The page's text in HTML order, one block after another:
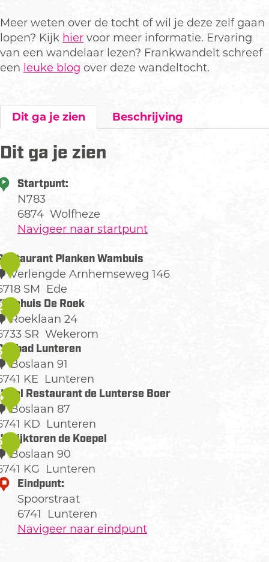
Meer weten over de tocht of wil je deze zelf gaan
lopen? Kijk hier voor meer informatie. Ervaring
van een wandelaar lezen? Frankwandelt schreef
een leuke blog over deze wandeltocht.
Dit ga je zien Beschrijving
Dit ga je zien
Startpunt:
N783
6874 Wolfheze
Navigeer naar startpunt
Planken Wambuis
Verlengde Arnhemseweg 146
SM Ede
De Roek
Roeklaan 24
SR Wekerom
Lunteren
Boslaan 91
KE Lunteren
Restaurant de Lunterse Boer
Boslaan 87
KD Lunteren
de Koepel
Boslaan 90
KG Lunteren
Eindpunt:
Spoorstraat
6741
Lunteren
Navigeer naar eindpunt